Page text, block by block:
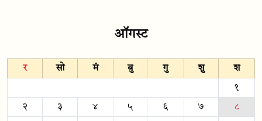
ऑगस्ट
र सो मं बु गु शु श
१
२ ३ ४ ५ ६ ७ ८